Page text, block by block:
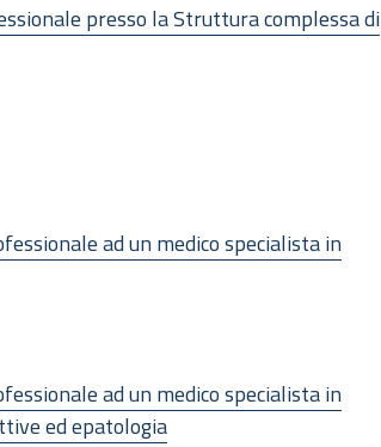
presso la Struttura complessa di
ad un medico specialista in
ad un medico specialista in
ed epatologia